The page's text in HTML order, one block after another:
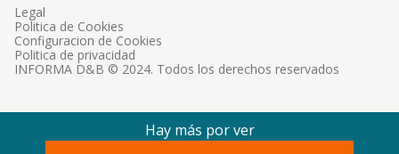
INFORMA D&B © 2024. Todos los derechos reservados
Legal
Politica de Cookies
Configuracion de Cookies
Politica de privacidad
Hay más por ver